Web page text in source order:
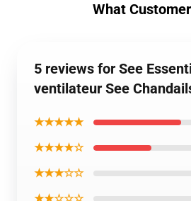
What
5 reviews for See
ventilateur See
★★★★★
★★★★☆
★★★☆☆